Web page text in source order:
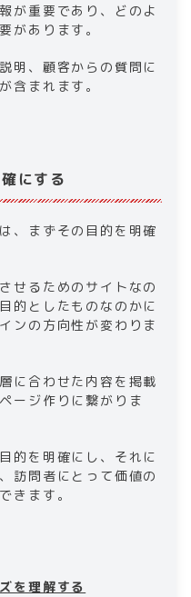
が重要であり、どのよ
があります。
明、顧客からの質問に
含まれます。
にする
、まずその目的を明確
せるためのサイトなの
的としたものなのかに
ンの方向性が変わりま
に合わせた内容を掲載
ージ作りに繋がりま
的を明確にし、それに
訪問者にとって価値の
きます。
を理解する